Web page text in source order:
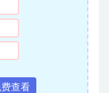
查看